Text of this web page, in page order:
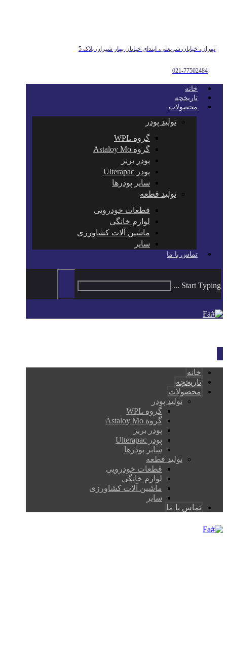
تهران، خیابان شریعتی، ابتدای خیابان بهار شیراز، پلاک 5
021-77502484
خانه
تاریخچه
محصولات
تولید پودر
گروه WPL
گروه Astaloy Mo
پودر برنز
پودر Ulterapac
سایر پودرها
تولید قطعه
قطعات خودرویی
لوازم خانگی
ماشین آلات کشاورزی
سایر
تماس با ما
Start Typing ...
Fa
خانه
تاریخچه
محصولات
تولید پودر
گروه WPL
گروه Astaloy Mo
پودر برنز
پودر Ulterapac
سایر پودرها
تولید قطعه
قطعات خودرویی
لوازم خانگی
ماشین آلات کشاورزی
سایر
تماس با ما
Fa